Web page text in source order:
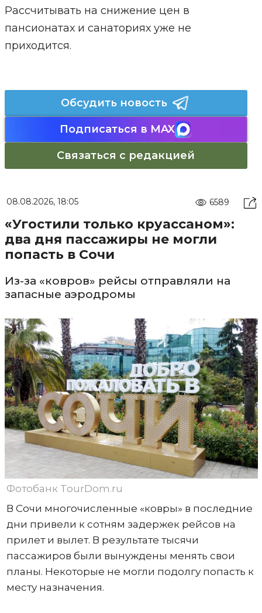
Рассчитывать на снижение цен в
пансионатах и санаториях уже не
приходится.
Обсудить новость
Подписаться в MAX
Связаться с редакцией
08.08.2026, 18:05 6589
«Угостили только круассаном»:
два дня пассажиры не могли
попасть в Сочи
Из-за «ковров» рейсы отправляли на
запасные аэродромы
Фотобанк TourDom.ru
В Сочи многочисленные «ковры» в последние
дни привели к сотням задержек рейсов на
прилет и вылет. В результате тысячи
пассажиров были вынуждены менять свои
планы. Некоторые не могли подолгу попасть к
месту назначения.